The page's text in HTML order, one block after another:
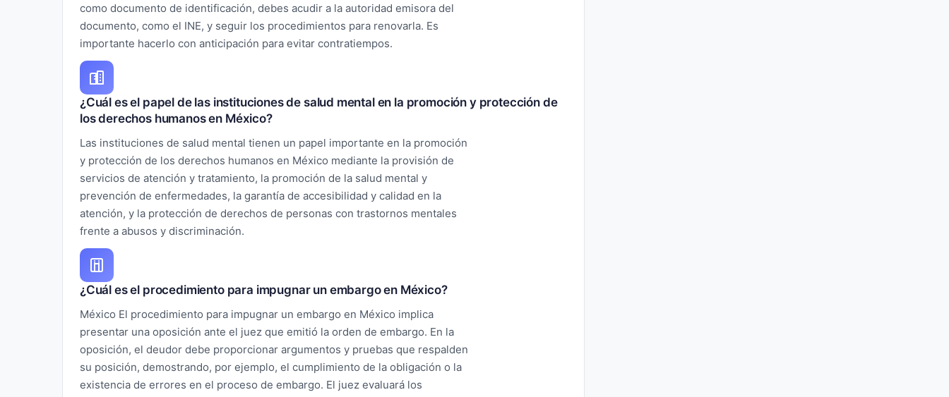
como documento de identificación, debes acudir a la autoridad emisora del
documento, como el INE, y seguir los procedimientos para renovarla. Es
importante hacerlo con anticipación para evitar contratiempos.
¿Cuál es el papel de las instituciones de salud mental en la promoción y protección de
los derechos humanos en México?
Las instituciones de salud mental tienen un papel importante en la promoción
y protección de los derechos humanos en México mediante la provisión de
servicios de atención y tratamiento, la promoción de la salud mental y
prevención de enfermedades, la garantía de accesibilidad y calidad en la
atención, y la protección de derechos de personas con trastornos mentales
frente a abusos y discriminación.
¿Cuál es el procedimiento para impugnar un embargo en México?
México El procedimiento para impugnar un embargo en México implica
presentar una oposición ante el juez que emitió la orden de embargo. En la
oposición, el deudor debe proporcionar argumentos y pruebas que respalden
su posición, demostrando, por ejemplo, el cumplimiento de la obligación o la
existencia de errores en el proceso de embargo. El juez evaluará los